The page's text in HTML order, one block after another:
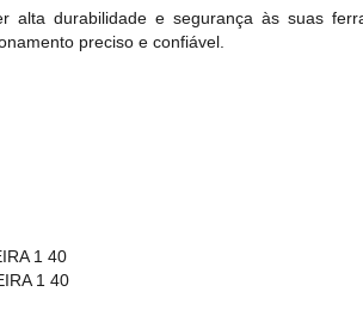
durabilidade e segurança às suas
preciso e confiável.
1 40
1 40